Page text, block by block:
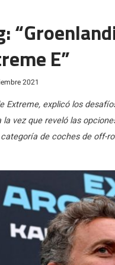
E”
2021
Extreme, explicó los
vez que reveló las
de coches de off-